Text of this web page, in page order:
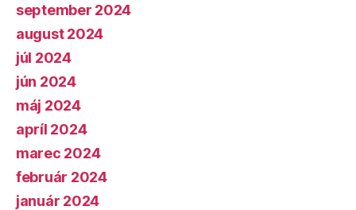
september 2024
august 2024
júl 2024
jún 2024
máj 2024
apríl 2024
marec 2024
február 2024
január 2024